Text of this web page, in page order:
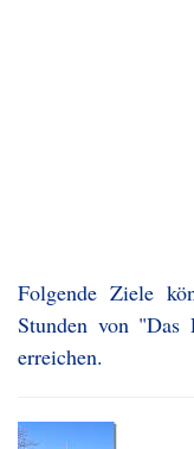
Folgende Ziele
Stunden von "Das
erreichen.